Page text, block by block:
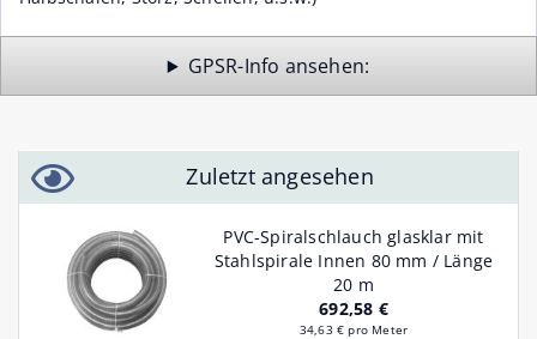
GPSR-Info
Zuletzt angesehen
PVC-Spiralschlauch glasklar mit
Stahlspirale Innen 80 mm / Länge
20 m
692,58 €
34,63 € pro Meter